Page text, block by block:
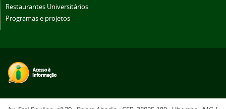
Restaurantes Universitários
Programas e projetos